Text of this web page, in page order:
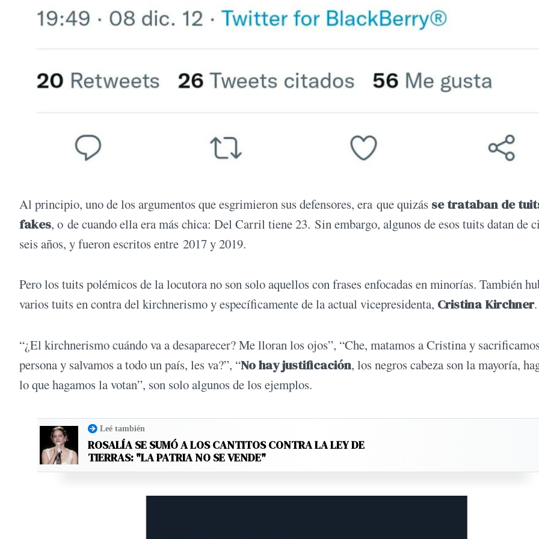
Al principio, uno de los argumentos que esgrimieron sus defensores, era que quizás se trataban de
fakes, o de cuando ella era más chica: Del Carril tiene 23. Sin embargo, algunos de esos tuits datan de
seis años, y fueron escritos entre 2017 y 2019.
Pero los tuits polémicos de la locutora no son solo aquellos con frases enfocadas en minorías. También
varios tuits en contra del kirchnerismo y específicamente de la actual vicepresidenta, Cristina Kirchner.
“¿El kirchnerismo cuándo va a desaparecer? Me lloran los ojos”, “Che, matamos a Cristina y
persona y salvamos a todo un país, les va?”, “No hay justificación, los negros cabeza son la mayoría,
lo que hagamos la votan”, son solo algunos de los ejemplos.
Leé también
ROSALÍA SE SUMÓ A LOS CANTITOS CONTRA LA LEY DE
TIERRAS: "LA PATRIA NO SE VENDE"